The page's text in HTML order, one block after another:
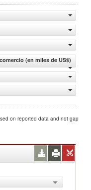
(en miles de US$)
on reported data and not gap